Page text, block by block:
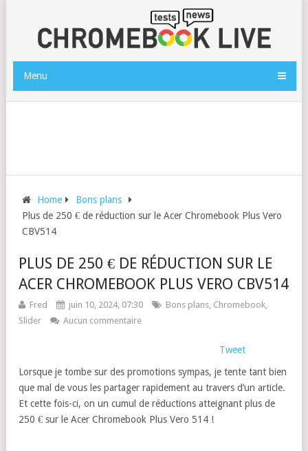
Menu
Home
Bons plans
Plus de 250 € de réduction sur le Acer Chromebook Plus Vero
CBV514
PLUS DE 250 € DE RÉDUCTION SUR LE
ACER CHROMEBOOK PLUS VERO CBV514
Fred juin 10, 2024, 07:30 Bons plans, Chromebook,
Slider
Aucun commentaire
Tweet
Lorsque je tombe sur des promotions sympas, je tente tant bien
que mal de vous les partager rapidement au travers d’un article.
Et cette fois-ci, on un cumul de réductions atteignant plus de
250 € sur le Acer Chromebook Plus Vero 514 !